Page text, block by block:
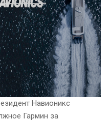
Навионикс
Гармин за